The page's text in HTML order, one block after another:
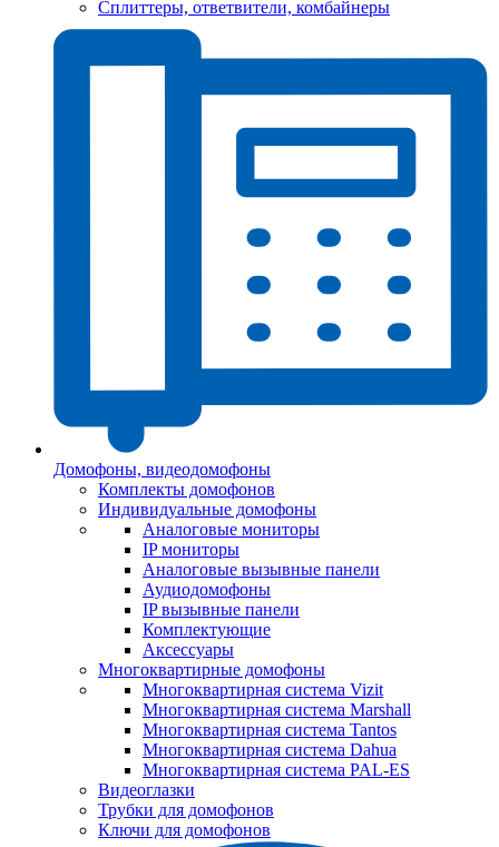
Сплиттеры, ответвители, комбайнеры
Домофоны, видеодомофоны
Комплекты домофонов
Индивидуальные домофоны
Аналоговые мониторы
IP мониторы
Аналоговые вызывные панели
Аудиодомофоны
IP вызывные панели
Комплектующие
Аксессуары
Многоквартирные домофоны
Многоквартирная система Vizit
Многоквартирная система Marshall
Многоквартирная система Tantos
Многоквартирная система Dahua
Многоквартирная система PAL-ES
Видеоглазки
Трубки для домофонов
Ключи для домофонов